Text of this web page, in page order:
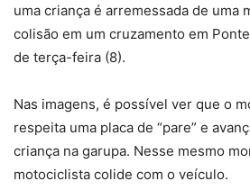
uma criança é arremessada de uma
colisão em um cruzamento em
de terça-feira (8).
Nas imagens, é possível ver que o
respeita uma placa de “pare” e
criança na garupa. Nesse mesmo
motociclista colide com o veículo.